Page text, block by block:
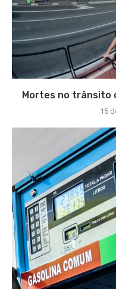
Mortes no trânsito
15